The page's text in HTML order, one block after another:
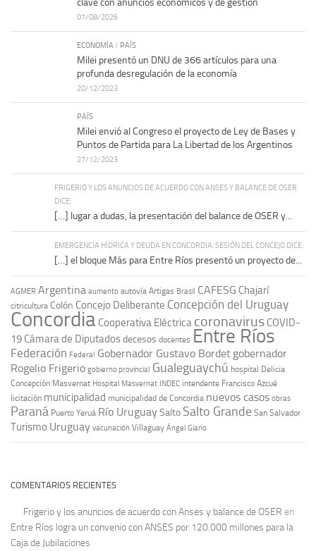
clave con anuncios económicos y de gestión
07/08/2026
ECONOMÍA / PAÍS
Milei presentó un DNU de 366 artículos para una
profunda desregulación de la economía
20/12/2023
PAÍS
Milei envió al Congreso el proyecto de Ley de Bases y
Puntos de Partida para La Libertad de los Argentinos
27/12/2023
FRIGERIO Y LOS ANUNCIOS DE ACUERDO CON ANSES Y BALANCE DE OSER
DICE:
[…] lugar a dudas, la presentación del balance de OSER y...
EMERGENCIA HÍDRICA Y DEUDA EN CONCORDIA: SESIÓN DEL CONCEJO DICE:
[…] el bloque Más para Entre Ríos presentó un proyecto de...
AGMER Argentina aumento autovía Artigas Brasil CAFESG Chajarí
citricultura Colón Concejo Deliberante Concepción del Uruguay
Concordia Cooperativa Eléctrica coronavirus COVID-
19 Cámara de Diputadosdecesos docentes Entre Ríos
Federación Federal Gobernador Gustavo Bordet gobernador
Rogelio Frigerio gobierno provincial Gualeguaychú hospital Delicia
Concepción Masvernat Hospital Masvernat INDEC intendente Francisco Azcué
licitación municipalidad municipalidad de Concordia nuevos casos obras
Paraná Puerto Yeruá Río UruguaySalto Salto Grande San Salvador
Turismo Uruguay vacunación Villaguay Ángel Giano
COMENTARIOS RECIENTES
Frigerio y los anuncios de acuerdo con Anses y balance de OSER en
Entre Ríos logra un convenio con ANSES por 120.000 millones para la
Caja de Jubilaciones